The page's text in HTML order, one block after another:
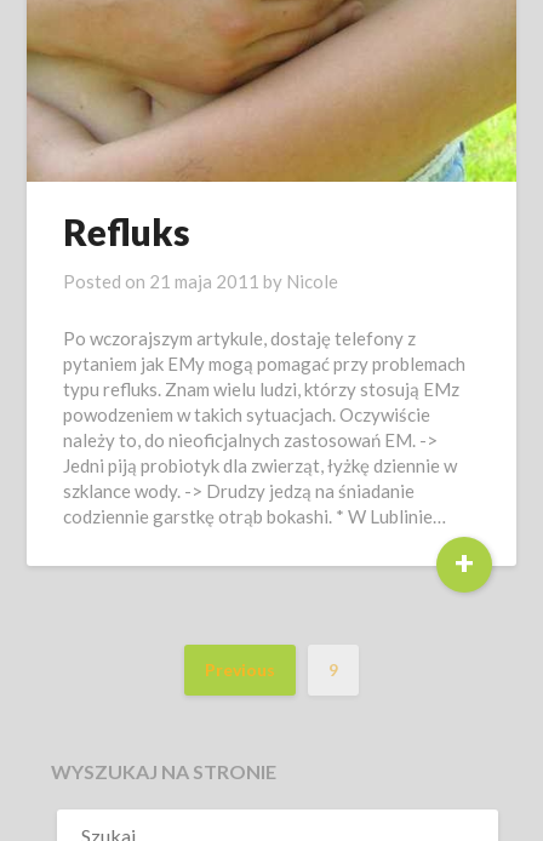
Refluks
Posted on 21 maja 2011 by Nicole
Po wczorajszym artykule, dostaję telefony z
pytaniem jak EMy mogą pomagać przy problemach
typu refluks. Znam wielu ludzi, którzy stosują EMz
powodzeniem w takich sytuacjach. Oczywiście
należy to, do nieoficjalnych zastosowań EM. ->
Jedni piją probiotyk dla zwierząt, łyżkę dziennie w
szklance wody. -> Drudzy jedzą na śniadanie
codziennie garstkę otrąb bokashi. * W Lublinie…
+
Previous 9
WYSZUKAJ NA STRONIE